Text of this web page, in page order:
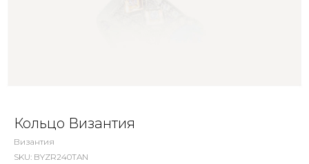
Кольцо Византия
Византия
SKU: BYZR240TAN